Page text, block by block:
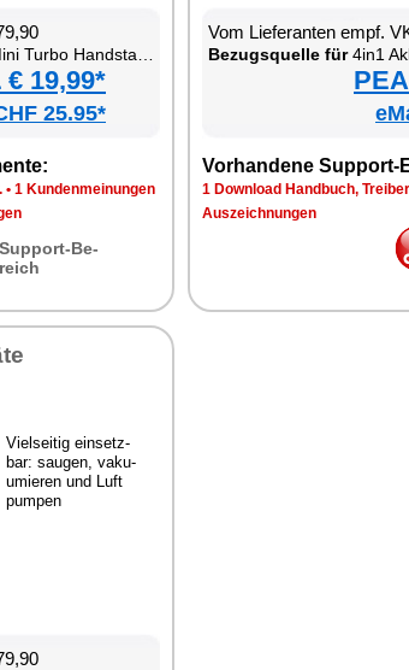
& -Ge­blä­se
19,99*
25.95*
• 1 Kun­den­mei­nun­gen
Sup­port-Be­
reich
Vom Lie­fe­ran­ten empf.
Be­zugs­quel­le für4in1 Ak­ku
Vor­han­de­ne Sup­port-
1 Down­load Hand­buch,
Aus­zeich­nun­gen
Viel­sei­tig ein­setz­
bar: sau­gen, va­ku­
umie­ren und Luft
pum­pen